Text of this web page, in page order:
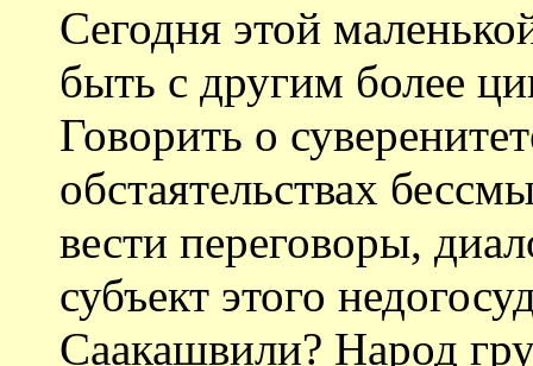
Сегодня этой
быть с другим более
Говорить о
обстаятельствах
вести переговоры,
субъект этого
Саакашвили? Народ